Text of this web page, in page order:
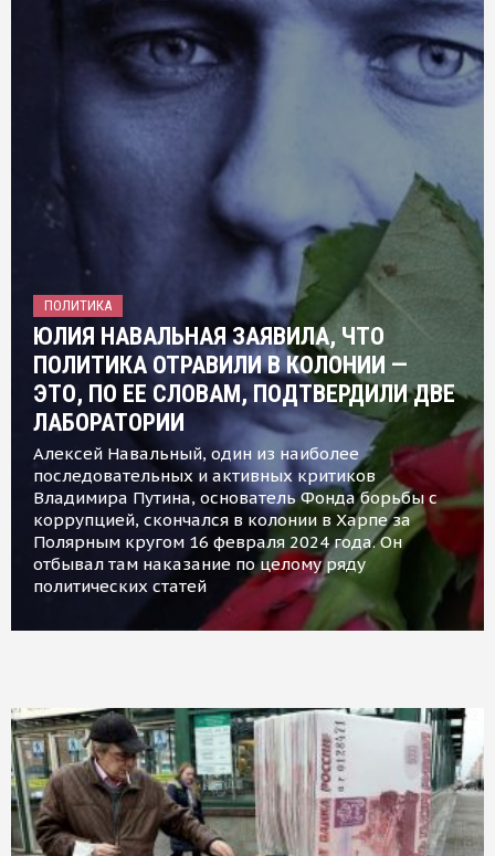
ПОЛИТИКА
ЮЛИЯ НАВАЛЬНАЯ ЗАЯВИЛА, ЧТО
ПОЛИТИКА ОТРАВИЛИ В КОЛОНИИ —
ЭТО, ПО ЕЕ СЛОВАМ, ПОДТВЕРДИЛИ ДВЕ
ЛАБОРАТОРИИ
Алексей Навальный, один из наиболее
последовательных и активных критиков
Владимира Путина, основатель Фонда борьбы с
коррупцией, скончался в колонии в Харпе за
Полярным кругом 16 февраля 2024 года. Он
отбывал там наказание по целому ряду
политических статей